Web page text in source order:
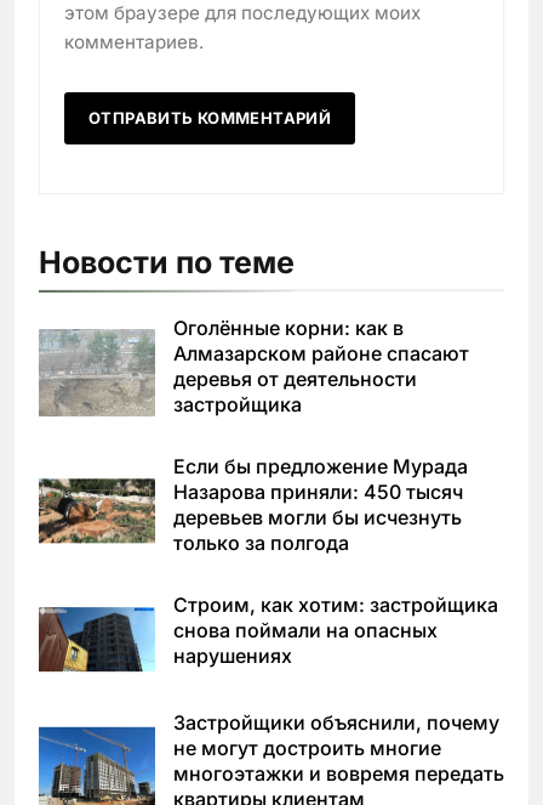
этом браузере для последующих моих
комментариев.
Новости по теме
Оголённые корни: как в
Алмазарском районе спасают
деревья от деятельности
застройщика
Если бы предложение Мурада
Назарова приняли: 450 тысяч
деревьев могли бы исчезнуть
только за полгода
Строим, как хотим: застройщика
снова поймали на опасных
нарушениях
Застройщики объяснили, почему
не могут достроить многие
многоэтажки и вовремя передать
квартиры клиентам